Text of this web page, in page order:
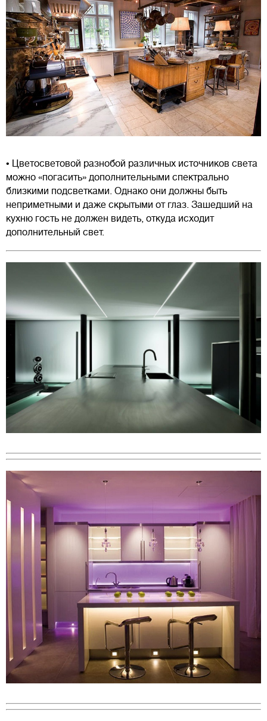
• Цветосветовой разнобой различных источников света
можно «погасить» дополнительными спектрально
близкими подсветками. Однако они должны быть
неприметными и даже скрытыми от глаз. Зашедший на
кухню гость не должен видеть, откуда исходит
дополнительный свет.